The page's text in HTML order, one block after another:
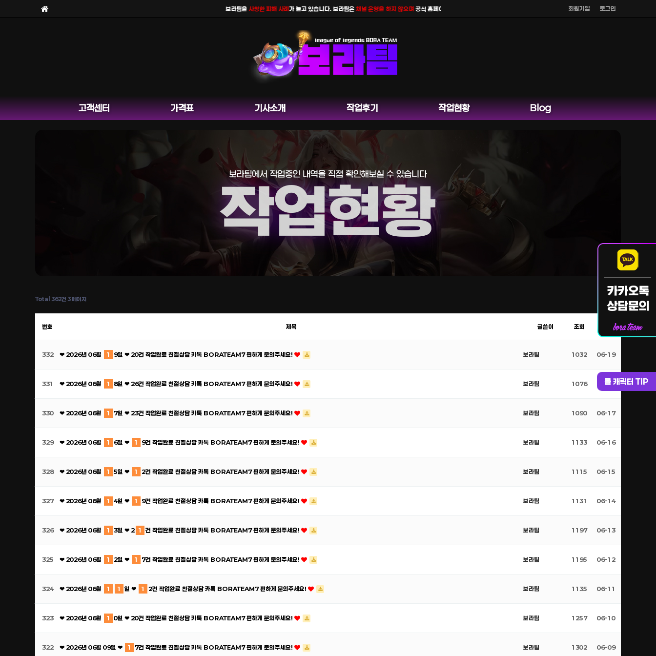
회원가입 로그인
보라팀을사칭한 피해 사례가 늘고 있습니다. 보라팀은채널 운영을 하지 않으며공식 홈페이지 카카오톡 외 다른 채팅은 운영하지 않습니다.
롤 캐릭터 TIP
고객센터 가격표 기사소개 작업후기 작업현황 Blog
Total 362건 3 페이지
번호 제목 글쓴이 조회
332 ❤ 2026년 06월 1 9일 ❤ 20건 작업완료 친절상담 카톡 BORATEAM7 편하게 문의주세요! 보라팀 1032 06-19
331 ❤ 2026년 06월 1 8일 ❤ 26건 작업완료 친절상담 카톡 BORATEAM7 편하게 문의주세요! 보라팀 1076 06-18
330 ❤ 2026년 06월 1 7일 ❤ 23건 작업완료 친절상담 카톡 BORATEAM7 편하게 문의주세요! 보라팀 1090 06-17
329 ❤ 2026년 06월 1 6일 ❤ 1 9건 작업완료 친절상담 카톡 BORATEAM7 편하게 문의주세요! 보라팀 1133 06-16
328 ❤ 2026년 06월 1 5일 ❤ 1 2건 작업완료 친절상담 카톡 BORATEAM7 편하게 문의주세요! 보라팀 1115 06-15
327 ❤ 2026년 06월 1 4일 ❤ 1 9건 작업완료 친절상담 카톡 BORATEAM7 편하게 문의주세요! 보라팀 1131 06-14
326 ❤ 2026년 06월 1 3일 ❤ 2 1 건 작업완료 친절상담 카톡 BORATEAM7 편하게 문의주세요! 보라팀 1197 06-13
325 ❤ 2026년 06월 1 2일 ❤ 1 7건 작업완료 친절상담 카톡 BORATEAM7 편하게 문의주세요! 보라팀 1195 06-12
324 ❤ 2026년 06월 1 1 일 ❤ 1 2건 작업완료 친절상담 카톡 BORATEAM7 편하게 문의주세요! 보라팀 1135 06-11
323 ❤ 2026년 06월 1 0일 ❤ 20건 작업완료 친절상담 카톡 BORATEAM7 편하게 문의주세요! 보라팀 1257 06-10
322 ❤ 2026년 06월 09일 ❤ 1 7건 작업완료 친절상담 카톡 BORATEAM7 편하게 문의주세요! 보라팀 1302 06-09